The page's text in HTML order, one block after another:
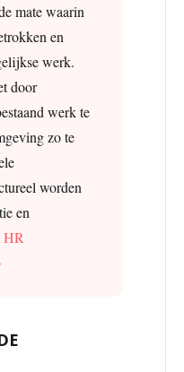
mate waarin
en
werk.
door
werk te
zo te
worden
en
HR